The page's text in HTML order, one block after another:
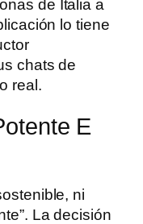
de Italia a
lo tiene
chats de
real.
E
ni
La decisión